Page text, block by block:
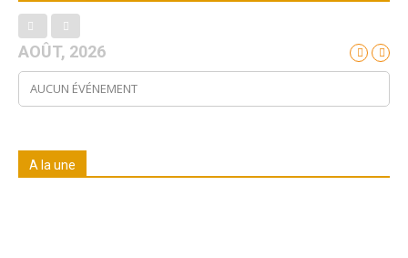
AOÛT, 2026
AUCUN ÉVÉNEMENT
A la une